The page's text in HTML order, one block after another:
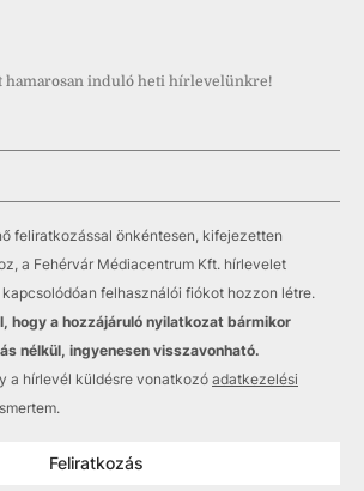
hamarosan induló heti hírlevelünkre!
feliratkozással önkéntesen, kifejezetten
a Fehérvár Médiacentrum Kft. hírlevelet
felhasználói fiókot hozzon létre.
hogy a hozzájáruló nyilatkozat bármikor
nélkül, ingyenesen visszavonható.
a hírlevél küldésre vonatkozó adatkezelési
Feliratkozás